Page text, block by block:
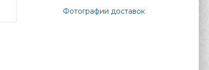
Фотографии доставок